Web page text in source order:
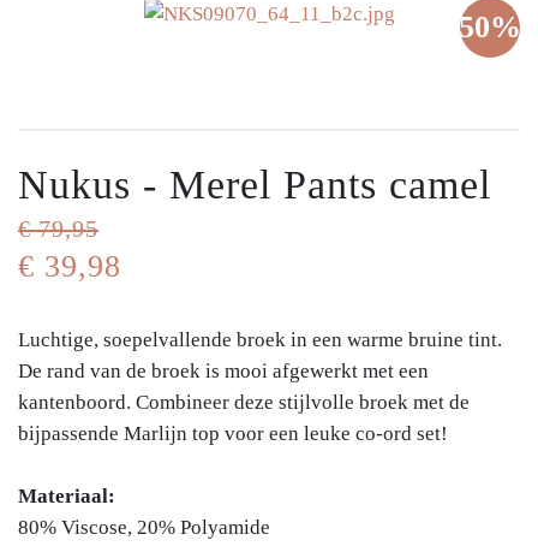
50%
Nukus - Merel Pants camel
€ 79,95
€ 39,98
Luchtige, soepelvallende broek in een warme bruine tint.
De rand van de broek is mooi afgewerkt met een
kantenboord. Combineer deze stijlvolle broek met de
bijpassende Marlijn top voor een leuke co-ord set!
Materiaal:
80% Viscose, 20% Polyamide